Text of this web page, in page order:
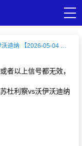
苏杜利察 VS 沃伊沃迪纳 【2026-05-04 23:00:00】
者以上信号都无效，
杜利察vs沃伊沃迪纳